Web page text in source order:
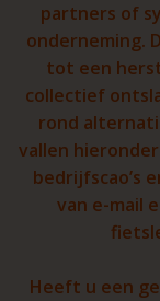
partners of
onderneming.
tot een
collectief
rond
vallen
bedrijfscao’s
van e-mail
Heeft u een